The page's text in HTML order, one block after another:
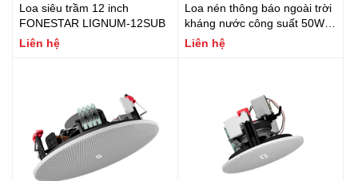
Loa siêu trầm 12 inch
FONESTAR LIGNUM-12SUB
Liên hệ
Loa nén thông báo ngoài trời
kháng nước công suất 50W
(Vành nhôm), chuẩn IP66,
tích hợp biến áp 100V & Trở
Liên hệ